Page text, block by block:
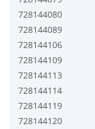
728144080
728144089
728144106
728144109
728144113
728144114
728144119
728144120